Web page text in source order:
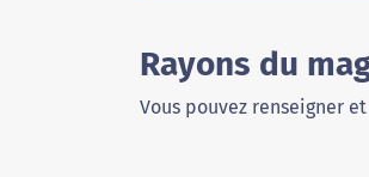
Rayons du
Vous pouvez renseigner